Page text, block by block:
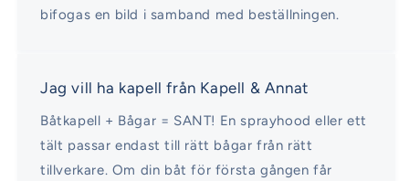
bifogas en bild i samband med beställningen.
Jag vill ha kapell från Kapell & Annat
Båtkapell + Bågar = SANT! En sprayhood eller ett
tält passar endast till rätt bågar från rätt
tillverkare. Om din båt för första gången får